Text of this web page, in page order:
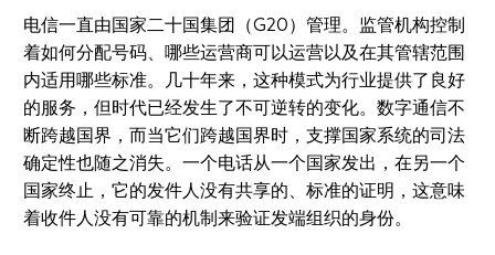
电信一直由国家二十国集团（G20）管理。监管机构控制
着如何分配号码、哪些运营商可以运营以及在其管辖范围
内适用哪些标准。几十年来，这种模式为行业提供了良好
的服务，但时代已经发生了不可逆转的变化。数字通信不
断跨越国界，而当它们跨越国界时，支撑国家系统的司法
确定性也随之消失。一个电话从一个国家发出，在另一个
国家终止，它的发件人没有共享的、标准的证明，这意味
着收件人没有可靠的机制来验证发端组织的身份。